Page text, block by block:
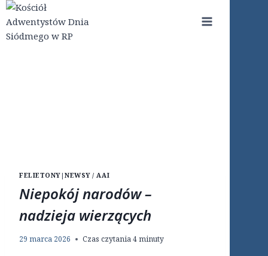
Przejdź
do
treści
FELIETONY|NEWSY / AAI
Niepokój narodów –
nadzieja wierzących
29 marca 2026 Czas czytania4minuty